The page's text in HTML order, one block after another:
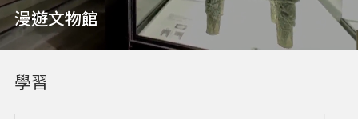
漫遊文物館
學習